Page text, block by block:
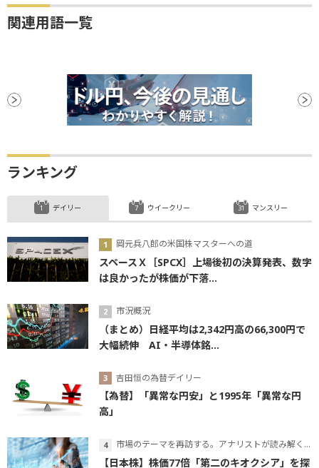
関連用語一覧
ランキング
デイリー
岡元兵八郎の米国株マスターへの道
スペースＸ［SPCX］上場後初の決算発表、数字
は良かったが株価が下落...
市況概況
（まとめ）日経平均は2,342円高の66,300円で
大幅続伸 AI・半導体銘...
吉田恒の為替デイリー
【為替】「異常な円安」と1995年「異常な円
高」
市場のテーマを再訪する。アナリストが読み解くテーマの本質
【日本株】株価77倍「第二のキオクシア」を探
ウイークリー マンスリー